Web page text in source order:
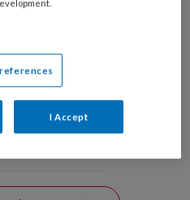
worden toegevoegd aan
I Accept